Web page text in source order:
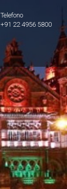
Telefono
+91 22 4956 5800